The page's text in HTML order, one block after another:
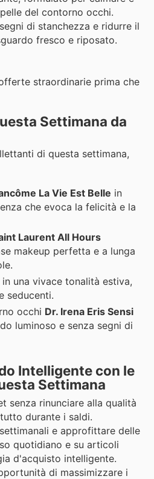
del contorno occhi.
di stanchezza e ridurre il
fresco e riposato.
straordinarie prima che
Settimana da
di questa settimana,
La Vie Est Belle in
che evoca la felicità e la
Laurent All Hours
makeup perfetta e a lunga
in una vivace tonalità estiva,
seducenti.
occhi Dr. Irena Eris Sensi
luminoso e senza segni di
Intelligente con le
Settimana
senza rinunciare alla qualità
durante i saldi.
e approfittare delle
quotidiano e su articoli
d'acquisto intelligente.
di massimizzare i